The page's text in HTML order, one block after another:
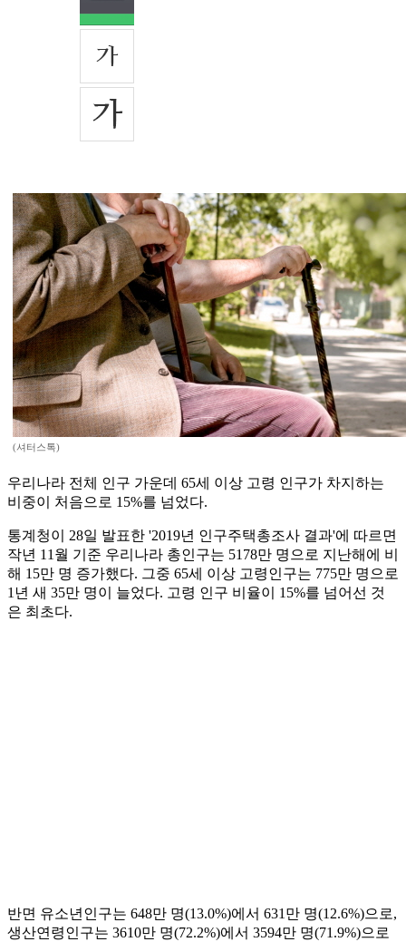
(셔터스톡)
우리나라 전체 인구 가운데 65세 이상 고령 인구가 차지하는
비중이 처음으로 15%를 넘었다.
통계청이 28일 발표한 '2019년 인구주택총조사 결과'에 따르면
작년 11월 기준 우리나라 총인구는 5178만 명으로 지난해에 비
해 15만 명 증가했다. 그중 65세 이상 고령인구는 775만 명으로
1년 새 35만 명이 늘었다. 고령 인구 비율이 15%를 넘어선 것
은 최초다.
반면 유소년인구는 648만 명(13.0%)에서 631만 명(12.6%)으로,
생산연령인구는 3610만 명(72.2%)에서 3594만 명(71.9%)으로